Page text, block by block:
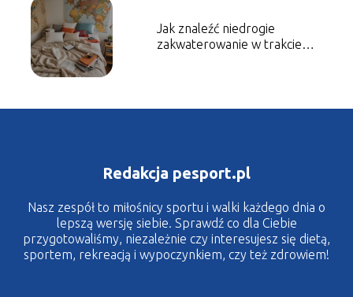
Jak znaleźć niedrogie
zakwaterowanie w trakcie
Redakcja pesport.pl
Nasz zespół to miłośnicy sportu i walki każdego dnia o
lepszą wersję siebie. Sprawdź co dla Ciebie
przygotowaliśmy, niezależnie czy interesujesz się dietą,
sportem, rekreacją i wypoczynkiem, czy też zdrowiem!